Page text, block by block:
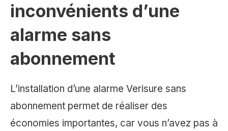
inconvénients d’une
alarme sans
abonnement
L’installation d’une alarme Verisure sans
abonnement permet de réaliser des
économies importantes, car vous n’avez pas à